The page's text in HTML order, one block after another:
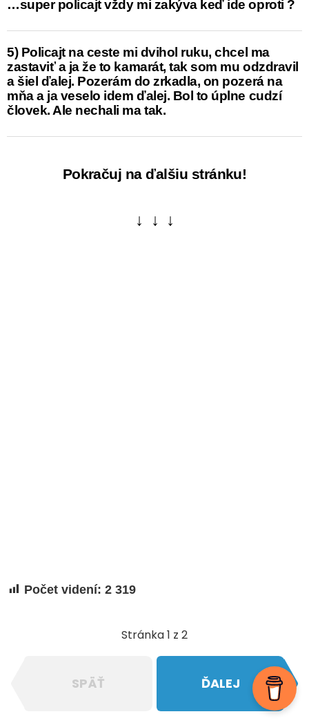
…super policajt vždy mi zakýva keď ide oproti ?
5) Policajt na ceste mi dvihol ruku, chcel ma
zastaviť a ja že to kamarát, tak som mu odzdravil
a šiel ďalej. Pozerám do zrkadla, on pozerá na
mňa a ja veselo idem ďalej. Bol to úplne cudzí
človek. Ale nechali ma tak.
Pokračuj na ďalšiu stránku!
↓ ↓ ↓
Počet videní: 2 319
Stránka 1 z 2
SPÄŤ ĎALEJ